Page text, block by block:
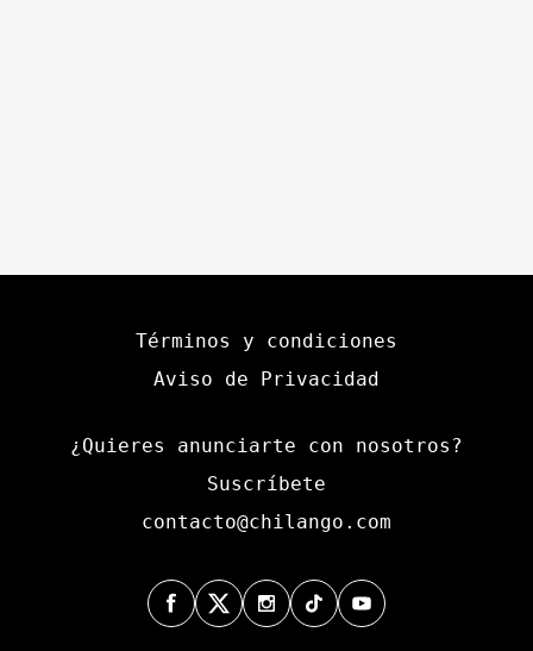
Términos y condiciones
Aviso de Privacidad
¿Quieres anunciarte con nosotros?
Suscríbete
contacto@chilango.com